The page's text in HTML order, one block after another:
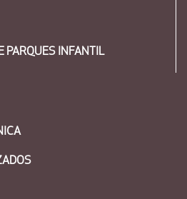
PARQUES INFANTIL